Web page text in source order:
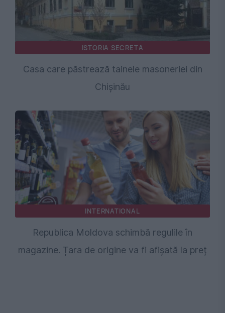
ISTORIA SECRETA
Casa care păstrează tainele masoneriei din
Chişinău
INTERNATIONAL
Republica Moldova schimbă regulile în
magazine. Țara de origine va fi afișată la preț